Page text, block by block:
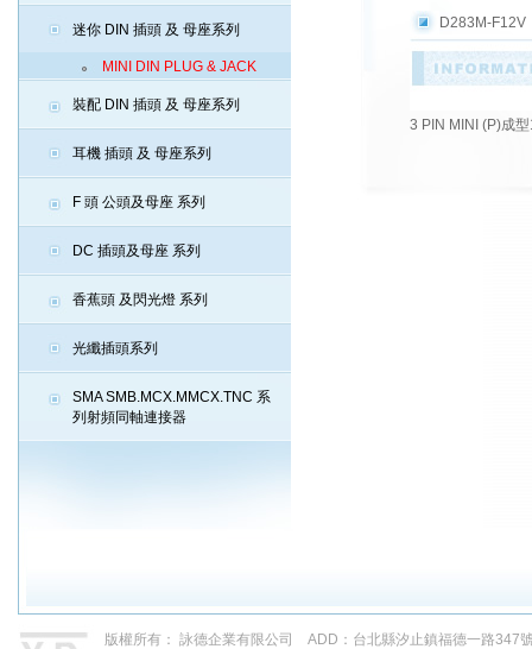
迷你 DIN 插頭 及 母座系列
MINI DIN PLUG & JACK
裝配 DIN 插頭 及 母座系列
耳機 插頭 及 母座系列
F 頭 公頭及母座 系列
DC 插頭及母座 系列
香蕉頭 及閃光燈 系列
光纖插頭系列
SMA SMB.MCX.MMCX.TNC 系
列射頻同軸連接器
D283M-F12V
3 PIN MINI (P)成
版權所有： 詠德企業有限公司 ADD：台北縣汐止鎮福德一路